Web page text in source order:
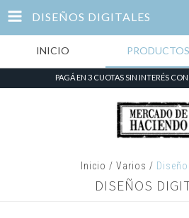
DISEÑOS DIGITALES
INICIO PRODUCTOS
PAGÁ EN 3 CUOTAS SIN INTERÉS
Inicio / Varios /
DISEÑOS